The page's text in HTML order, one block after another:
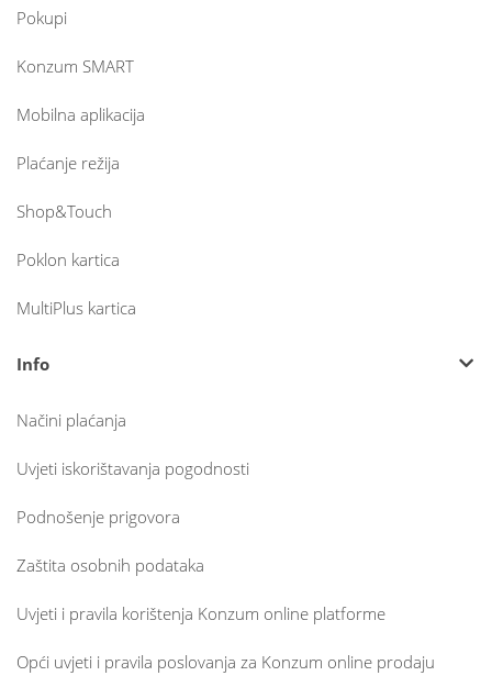
Pokupi
Konzum SMART
Mobilna aplikacija
Plaćanje režija
Shop&Touch
Poklon kartica
MultiPlus kartica
Info
Načini plaćanja
Uvjeti iskorištavanja pogodnosti
Podnošenje prigovora
Zaštita osobnih podataka
Uvjeti i pravila korištenja Konzum online platforme
Opći uvjeti i pravila poslovanja za Konzum online prodaju